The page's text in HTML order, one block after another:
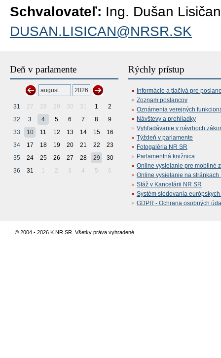
Schvalovateľ: Ing. Dušan
DUSAN.LISICAN@NRSR.SK
Deň v parlamente
31 27 28 29 30 31 1
2
32
3 4 5 6 7 8
9
33
10 11 12 13 14 15
16
34
17 18 19 20 21 22
23
35
24 25 26 27 28 29
30
36
31 1 2 3 4 5 6
Rýchly prístup
Informácie a tlačivá pre
Zoznam poslancov
Oznámenia verejných
Návštevy a prehliadky
Vyhľadávanie v návrhoch
Týždeň v parlamente
Fotogaléria NR SR
Parlamentná knižnica
Online vysielanie pre mobilné
Online vysielanie na stránkach
Stáž v Kancelárii NR SR
Systém sledovania
GDPR - Ochrana osobných
© 2004 - 2026 K NR SR. Všetky práva vyhradené.